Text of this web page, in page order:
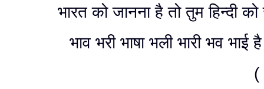
भारत को जानना है तो तुम हिन्दी को
भाव भरी भाषा भली भारी भव भाई
( 01